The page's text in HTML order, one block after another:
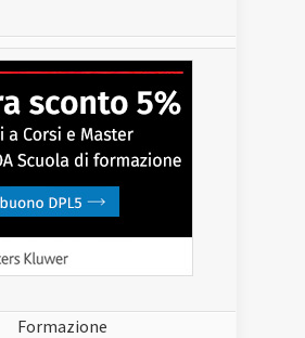
Formazione